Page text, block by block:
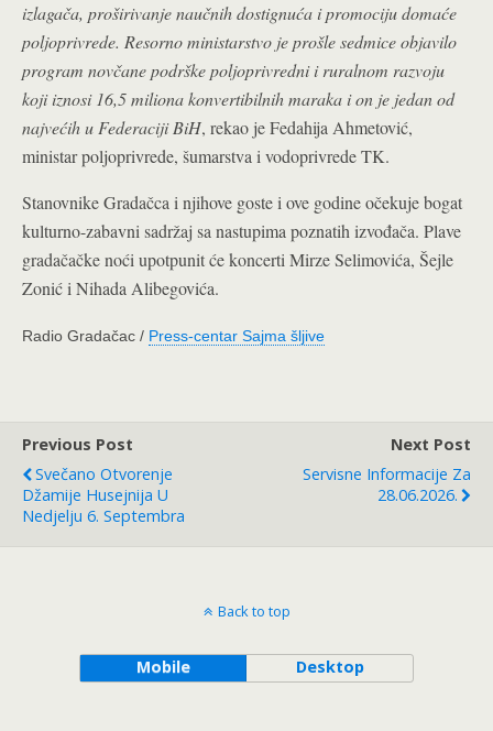
izlagača, proširivanje naučnih dostignuća i promociju domaće
poljoprivrede. Resorno ministarstvo je prošle sedmice objavilo
program novčane podrške poljoprivredni i ruralnom razvoju
koji iznosi 16,5 miliona konvertibilnih maraka i on je jedan od
najvećih u Federaciji BiH, rekao je Fedahija Ahmetović,
ministar poljoprivrede, šumarstva i vodoprivrede TK.
Stanovnike Gradačca i njihove goste i ove godine očekuje bogat
kulturno-zabavni sadržaj sa nastupima poznatih izvođača. Plave
gradačačke noći upotpunit će koncerti Mirze Selimovića, Šejle
Zonić i Nihada Alibegovića.
Radio Gradačac / Press-centar Sajma šljive
Previous Post
Svečano Otvorenje
Džamije Husejnija U
Nedjelju 6. Septembra
Next Post
Servisne Informacije Za
28.06.2026.
Back to top
Mobile Desktop